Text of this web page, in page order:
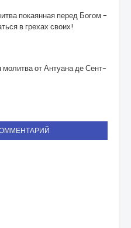
покаянная перед Богом -
в грехах своих!
молитва от Антуана де Сент-